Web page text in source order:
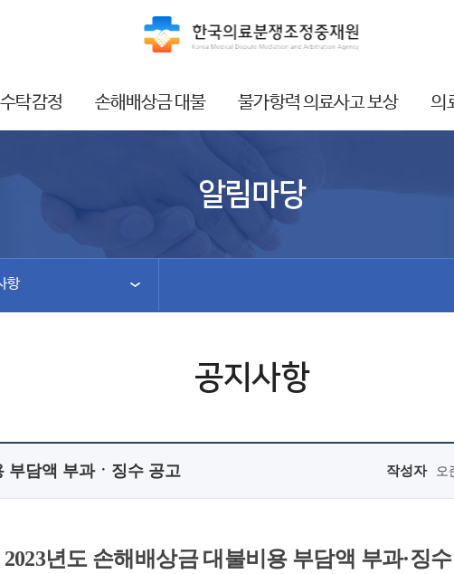
수탁감정 손해배상금 대불 불가항력 의료사고 보상 의
알림마당
항
공지사항
부담액 부과ㆍ징수 공고 작성자 오
2023년도 손해배상금 대불비용 부담액 부과·징